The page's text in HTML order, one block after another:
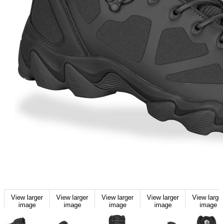
View larger
image
View larger
image
View larger
image
View larger
image
View
image